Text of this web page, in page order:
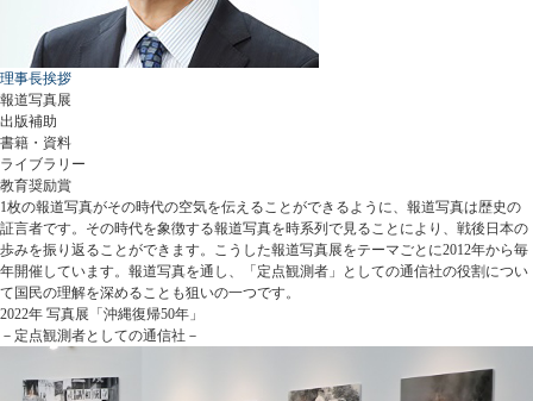
理事長挨拶
報道写真展
出版補助
書籍・資料
ライブラリー
教育奨励賞
1枚の報道写真がその時代の空気を伝えることができるように、報道写真は歴史の
証言者です。その時代を象徴する報道写真を時系列で見ることにより、戦後日本の
歩みを振り返ることができます。こうした報道写真展をテーマごとに2012年から毎
年開催しています。報道写真を通し、「定点観測者」としての通信社の役割につい
て国民の理解を深めることも狙いの一つです。
2022年 写真展「沖縄復帰50年」
－定点観測者としての通信社－